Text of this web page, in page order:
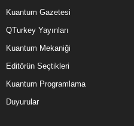
Kuantum Gazetesi
QTurkey Yayınları
Kuantum Mekaniği
Editörün Seçtikleri
Kuantum Programlama
Duyurular